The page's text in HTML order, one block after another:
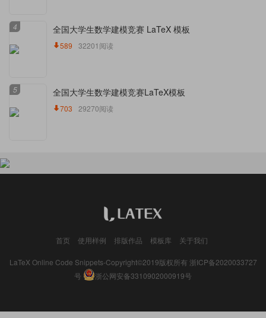
4 全国大学生数学建模竞赛 LaTeX 模板
589 32201阅读
5 全国大学生数学建模竞赛LaTeX模板
703 29270阅读
首页 使用样例 排版作品 模板库 关于我们
LaTeX Online Code Snippets-Copyright©2019版权所有 浙ICP备2020033727
号
浙公网安备3310902000919号